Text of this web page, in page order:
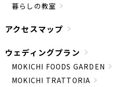
暮らしの教室
アクセスマップ
ウェディングプラン
MOKICHI FOODS GARDEN
MOKICHI TRATTORIA